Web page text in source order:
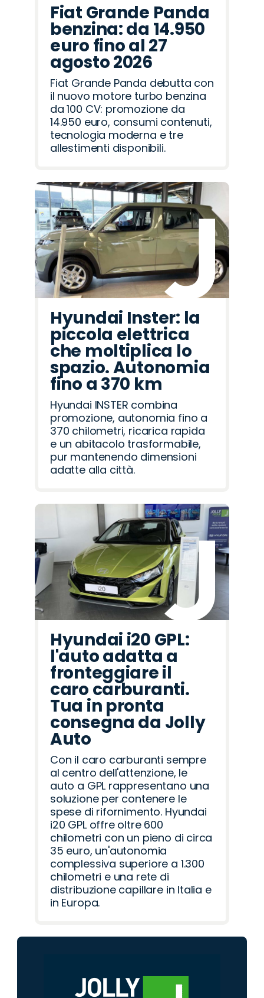
Fiat Grande Panda
benzina: da 14.950
euro fino al 27
agosto 2026
Fiat Grande Panda debutta con
il nuovo motore turbo benzina
da 100 CV: promozione da
14.950 euro, consumi contenuti,
tecnologia moderna e tre
allestimenti disponibili.
Hyundai Inster: la
piccola elettrica
che moltiplica lo
spazio. Autonomia
fino a 370 km
Hyundai INSTER combina
promozione, autonomia fino a
370 chilometri, ricarica rapida
e un abitacolo trasformabile,
pur mantenendo dimensioni
adatte alla città.
Hyundai i20 GPL:
l'auto adatta a
fronteggiare il
caro carburanti.
Tua in pronta
consegna da Jolly
Auto
Con il caro carburanti sempre
al centro dell'attenzione, le
auto a GPL rappresentano una
soluzione per contenere le
spese di rifornimento. Hyundai
i20 GPL offre oltre 600
chilometri con un pieno di circa
35 euro, un'autonomia
complessiva superiore a 1.300
chilometri e una rete di
distribuzione capillare in Italia e
in Europa.